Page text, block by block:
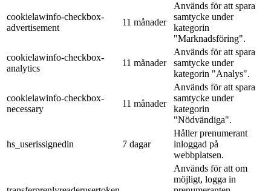
cookielawinfo-checkbox-
advertisement
11 månader
Används för att spara
samtycke under
kategorin
"Marknadsföring".
cookielawinfo-checkbox-
analytics
11 månader
Används för att spara
samtycke under
kategorin "Analys".
cookielawinfo-checkbox-
necessary
11 månader
Används för att spara
samtycke under
kategorin
"Nödvändiga".
hs_userissignedin 7 dagar
Håller prenumerant
inloggad på
webbplatsen.
Används för att om
möjligt, logga in